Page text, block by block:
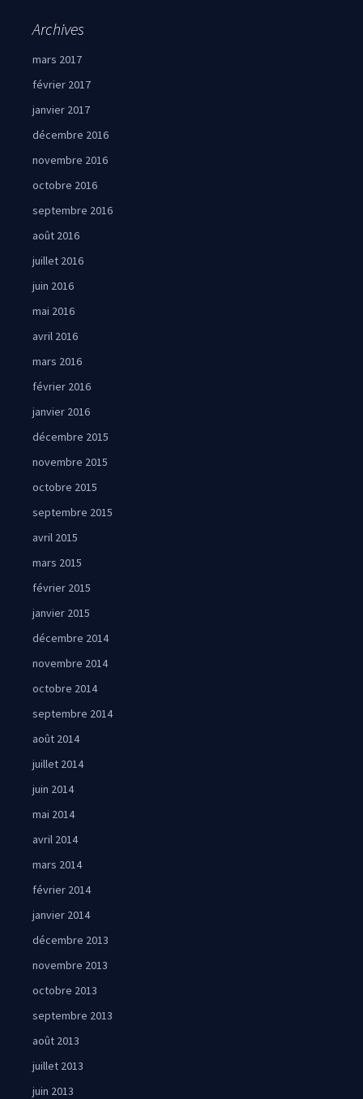
Archives
mars 2017
février 2017
janvier 2017
décembre 2016
novembre 2016
octobre 2016
septembre 2016
août 2016
juillet 2016
juin 2016
mai 2016
avril 2016
mars 2016
février 2016
janvier 2016
décembre 2015
novembre 2015
octobre 2015
septembre 2015
avril 2015
mars 2015
février 2015
janvier 2015
décembre 2014
novembre 2014
octobre 2014
septembre 2014
août 2014
juillet 2014
juin 2014
mai 2014
avril 2014
mars 2014
février 2014
janvier 2014
décembre 2013
novembre 2013
octobre 2013
septembre 2013
août 2013
juillet 2013
juin 2013